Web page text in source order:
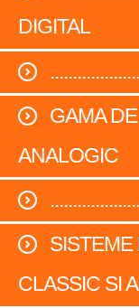
DIGITAL
....................
GAMA
ANALOGIC
....................
CLASSIC SI